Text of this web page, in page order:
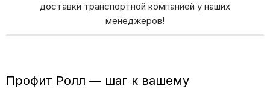
доставки транспортной компанией у наших
менеджеров!
Профит Ролл — шаг к вашему